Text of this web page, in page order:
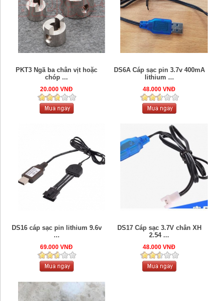
PKT3 Ngã ba chân vịt hoặc
chóp ...
20.000 VNĐ
DS6A Cáp sạc pin 3.7v 400mA
lithium ...
48.000 VNĐ
DS16 cáp sạc pin lithium 9.6v
...
69.000 VNĐ
DS17 Cáp sạc 3.7V chân XH
2.54 ...
48.000 VNĐ